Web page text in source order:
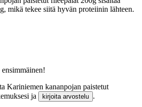
mikä tekee siitä hyvän proteiinin lähteen.
Kariniemen kananpojan paistetut
ja
kirjoita arvostelu .